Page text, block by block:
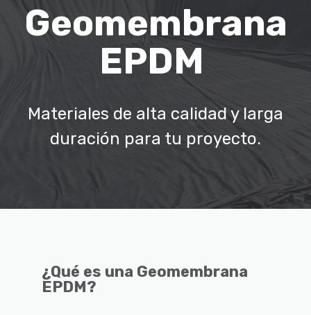
Geomembrana
EPDM
Materiales de alta calidad y larga
duración para tu proyecto.
¿Qué es una Geomembrana
EPDM?